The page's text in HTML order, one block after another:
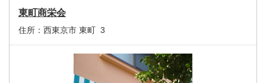
東町商栄会
住所： 西東京市 東町 3